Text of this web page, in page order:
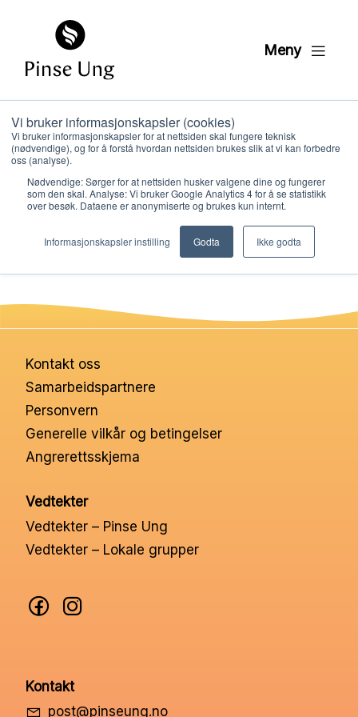
Vi bruker informasjonskapsler (cookies)
Vi bruker informasjonskapsler for at nettsiden skal fungere teknisk
(nødvendige), og for å forstå hvordan nettsiden brukes slik at vi kan forbedre
oss (analyse).
Nødvendige: Sørger for at nettsiden husker valgene dine og fungerer
som den skal. Analyse: Vi bruker Google Analytics 4 for å se statistikk
over besøk. Dataene er anonymiserte og brukes kun internt.
Informasjonskapsler instilling Godta Ikke godta
Meny
HK6 DVD dukketeater
leksjon 7
PER KRISTIAN LØVE
Kontakt oss
Samarbeidspartnere
Personvern
Generelle vilkår og betingelser
Angrerettsskjema
Vedtekter
Vedtekter – Pinse Ung
Vedtekter – Lokale grupper
Kontakt
post@pinseung.no
Hva vi gjør
Ressurser
Nettbutikk
Kontakt oss
Min konto